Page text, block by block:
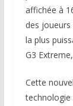
affichée à
des joueurs
la plus
G3
Cette
technologie